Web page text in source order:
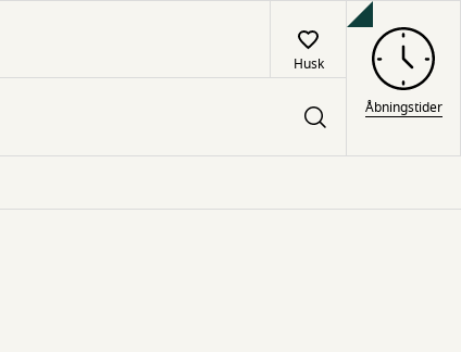
Husk
Åbningstider